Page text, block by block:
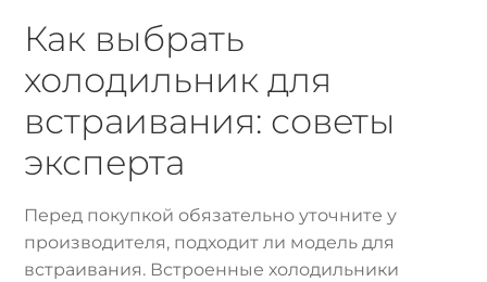
Как выбрать
холодильник для
встраивания: советы
эксперта
Перед покупкой обязательно уточните у
производителя, подходит ли модель для
встраивания. Встроенные холодильники